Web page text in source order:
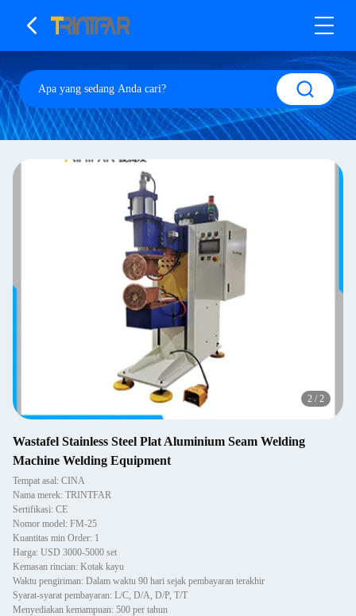
2 / 2
Wastafel Stainless Steel Plat Aluminium Seam Welding
Machine Welding Equipment
Tempat asal: CINA
Nama merek: TRINTFAR
Sertifikasi: CE
Nomor model: FM-25
Kuantitas min Order: 1
Harga: USD 3000-5000 set
Kemasan rincian: Kotak kayu
Waktu pengiriman: Dalam waktu 90 hari sejak pembayaran terakhir
Syarat-syarat pembayaran: L/C, D/A, D/P, T/T
Menyediakan kemampuan: 500 per tahun